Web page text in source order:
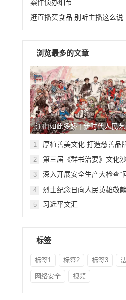
案件侦办细节
逛直播买食品 别听主播这么说
浏览最多的文章
江山如此多娇 | 新时代人民
鹏
1
厚植善美文化 打造慈善
举行六个慈善文化教育基
2
第三届《群书治要》文化
在北京顺利举行
3
深入开展安全生产大检查“
检查
4 烈士纪念日向人民英雄敬
5 习近平文汇
标签
标签1 标签2 标签3
网络安全 视频